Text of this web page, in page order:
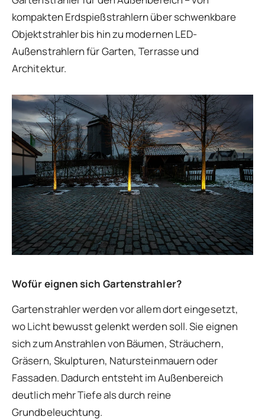
kompakten Erdspießstrahlern über schwenkbare
Objektstrahler bis hin zu modernen LED-
Außenstrahlern für Garten, Terrasse und
Architektur.
Wofür eignen sich Gartenstrahler?
Gartenstrahler werden vor allem dort eingesetzt,
wo Licht bewusst gelenkt werden soll. Sie eignen
sich zum Anstrahlen von Bäumen, Sträuchern,
Gräsern, Skulpturen, Natursteinmauern oder
Fassaden. Dadurch entsteht im Außenbereich
deutlich mehr Tiefe als durch reine
Grundbeleuchtung.